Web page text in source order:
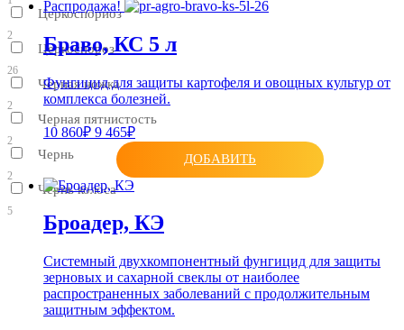
Церкоспориоз
2
Церкоспороз
26
Черная ножка
2
Черная пятнистость
2
Чернь
2
Чернь колоса
5
Распродажа!
Браво, КС 5 л
Фунгицид для защиты картофеля и овощных культур от
комплекса болезней.
10 860₽ 9 465₽
ДОБАВИТЬ
Броадер, КЭ
Системный двухкомпонентный фунгицид для защиты
зерновых и сахарной свеклы от наиболее
распространенных заболеваний с продолжительным
защитным эффектом.